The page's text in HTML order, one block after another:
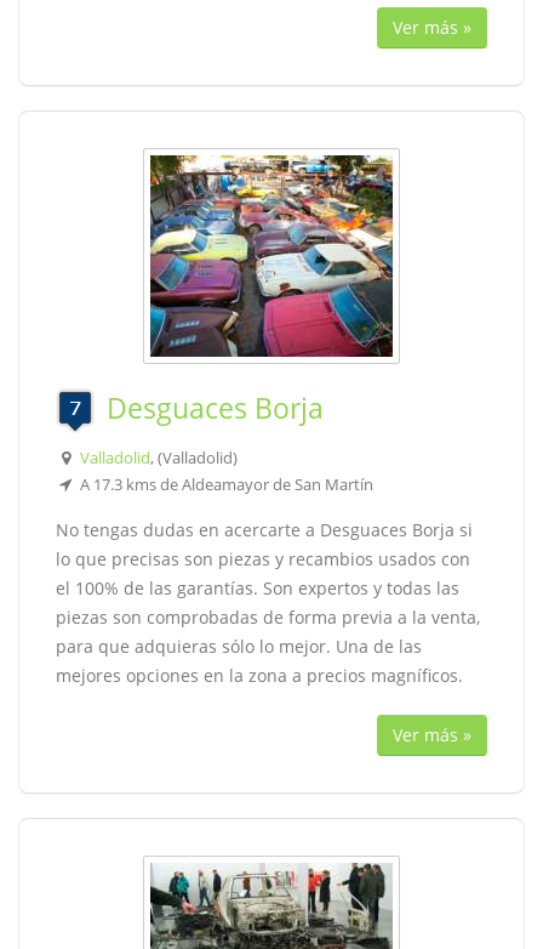
Ver más »
Desguaces Borja
Valladolid, (Valladolid)
A 17.3 kms de Aldeamayor de San Martín
No tengas dudas en acercarte a Desguaces Borja si
lo que precisas son piezas y recambios usados con
el 100% de las garantías. Son expertos y todas las
piezas son comprobadas de forma previa a la venta,
para que adquieras sólo lo mejor. Una de las
mejores opciones en la zona a precios magníficos.
Ver más »